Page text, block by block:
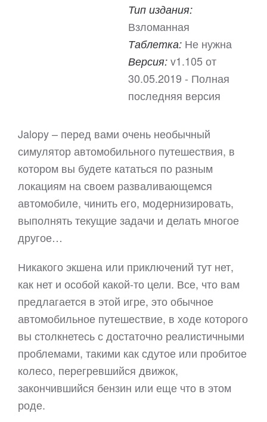
Тип издания:
Взломанная
Таблетка: Не нужна
Версия: v1.105 от
30.05.2019 - Полная
последняя версия
Jalopy – перед вами очень необычный
симулятор автомобильного путешествия, в
котором вы будете кататься по разным
локациям на своем разваливающемся
автомобиле, чинить его, модернизировать,
выполнять текущие задачи и делать многое
другое…
Никакого экшена или приключений тут нет,
как нет и особой какой-то цели. Все, что вам
предлагается в этой игре, это обычное
автомобильное путешествие, в ходе которого
вы столкнетесь с достаточно реалистичными
проблемами, такими как сдутое или пробитое
колесо, перегревшийся движок,
закончившийся бензин или еще что в этом
роде.